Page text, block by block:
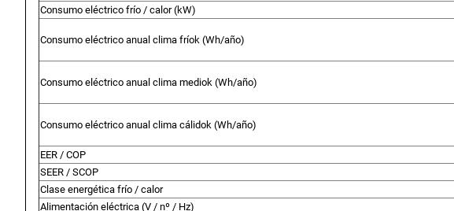
Consumo eléctrico frío / calor (kW)
Consumo eléctrico anual clima fríok (Wh/año)
Consumo eléctrico anual clima mediok (Wh/año)
Consumo eléctrico anual clima cálidok (Wh/año)
EER / COP
SEER / SCOP
Clase energética frío / calor
Alimentación eléctrica (V / nº / Hz)